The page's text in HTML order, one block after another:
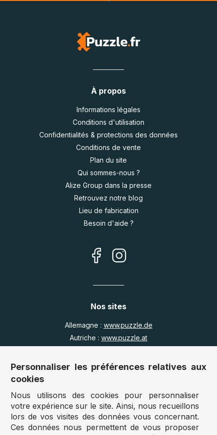
À propos
Informations légales
Conditions d'utilisation
Confidentialités & protections des données
Conditions de vente
Plan du site
Qui sommes-nous ?
Alize Group dans la presse
Retrouvez notre blog
Lieu de fabrication
Besoin d'aide ?
Nos sites
Allemagne : www.puzzle.de
Autriche : www.puzzle.at
Royaume Uni :
www.jigsawpuzzle.co.uk
Accès revendeurs / détaillants
Vous avez un magasin ?
Vous souhaitez accéder à nos prix revendeurs ?
Personnaliser les préférences relatives aux
cookies
Nous utilisons des cookies pour personnaliser
votre expérience sur le site. Ainsi, nous recueillons
lors de vos visites des données vous concernant.
Ces données nous permettent de vous proposer